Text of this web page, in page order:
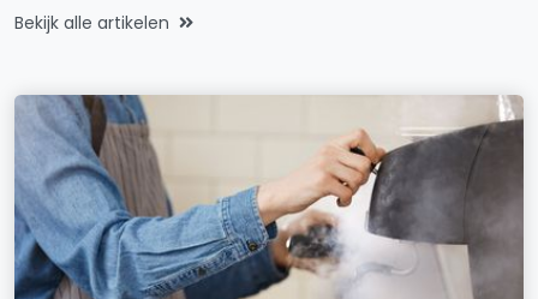
Bekijk alle artikelen